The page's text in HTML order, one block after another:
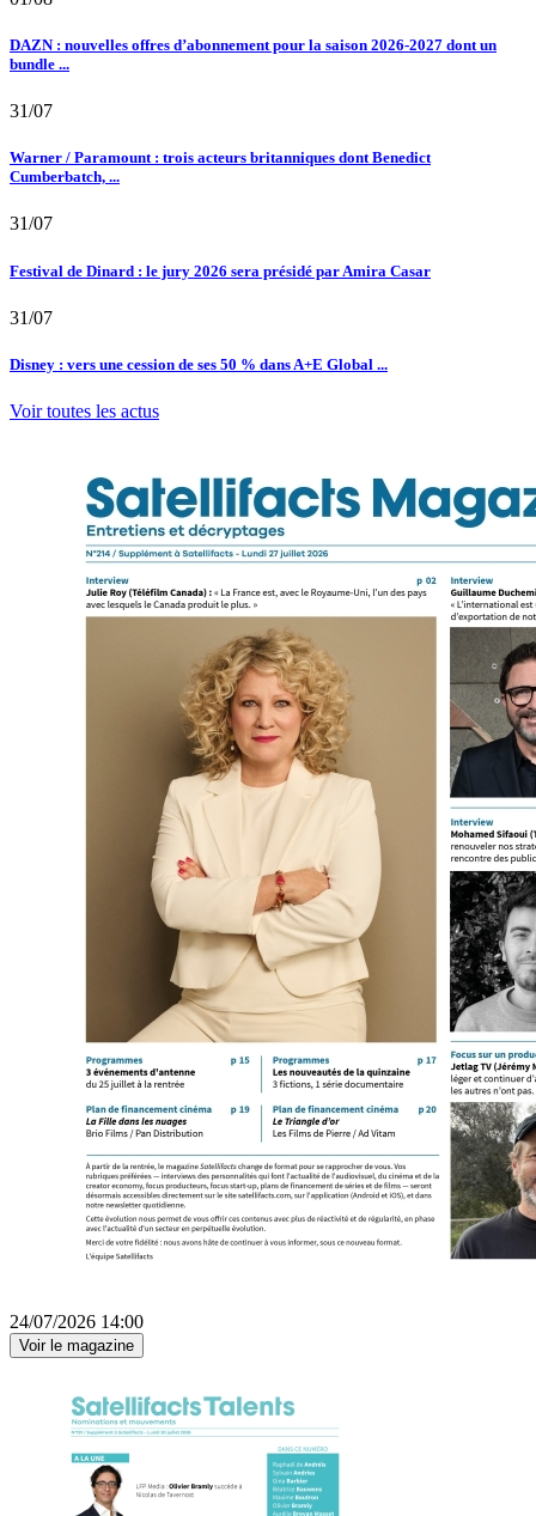
DAZN : nouvelles offres d’abonnement pour la saison 2026-2027 dont un
bundle ...
31/07
Warner / Paramount : trois acteurs britanniques dont Benedict
Cumberbatch, ...
31/07
Festival de Dinard : le jury 2026 sera présidé par Amira Casar
31/07
Disney : vers une cession de ses 50 % dans A+E Global ...
Voir toutes les actus
24/07/2026 14:00
Voir le magazine